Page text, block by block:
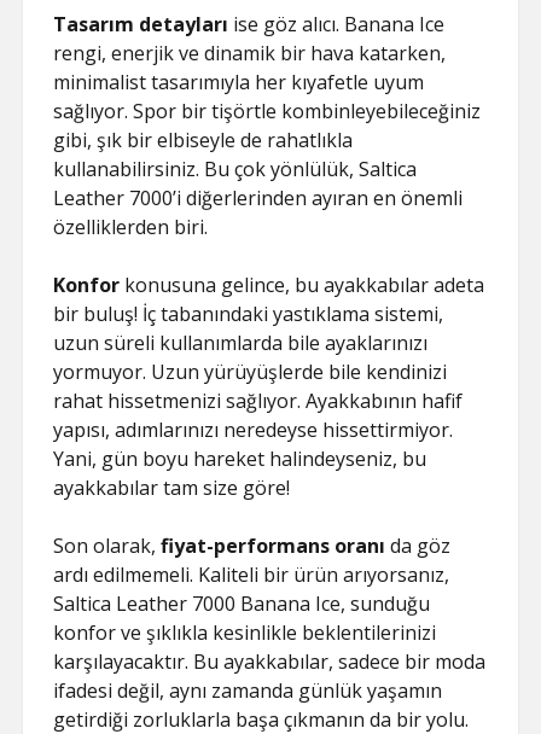
Tasarım detayları ise göz alıcı. Banana Ice
rengi, enerjik ve dinamik bir hava katarken,
minimalist tasarımıyla her kıyafetle uyum
sağlıyor. Spor bir tişörtle kombinleyebileceğiniz
gibi, şık bir elbiseyle de rahatlıkla
kullanabilirsiniz. Bu çok yönlülük, Saltica
Leather 7000’i diğerlerinden ayıran en önemli
özelliklerden biri.
Konfor konusuna gelince, bu ayakkabılar adeta
bir buluş! İç tabanındaki yastıklama sistemi,
uzun süreli kullanımlarda bile ayaklarınızı
yormuyor. Uzun yürüyüşlerde bile kendinizi
rahat hissetmenizi sağlıyor. Ayakkabının hafif
yapısı, adımlarınızı neredeyse hissettirmiyor.
Yani, gün boyu hareket halindeyseniz, bu
ayakkabılar tam size göre!
Son olarak,fiyat-performans oranı da göz
ardı edilmemeli. Kaliteli bir ürün arıyorsanız,
Saltica Leather 7000 Banana Ice, sunduğu
konfor ve şıklıkla kesinlikle beklentilerinizi
karşılayacaktır. Bu ayakkabılar, sadece bir moda
ifadesi değil, aynı zamanda günlük yaşamın
getirdiği zorluklarla başa çıkmanın da bir yolu.